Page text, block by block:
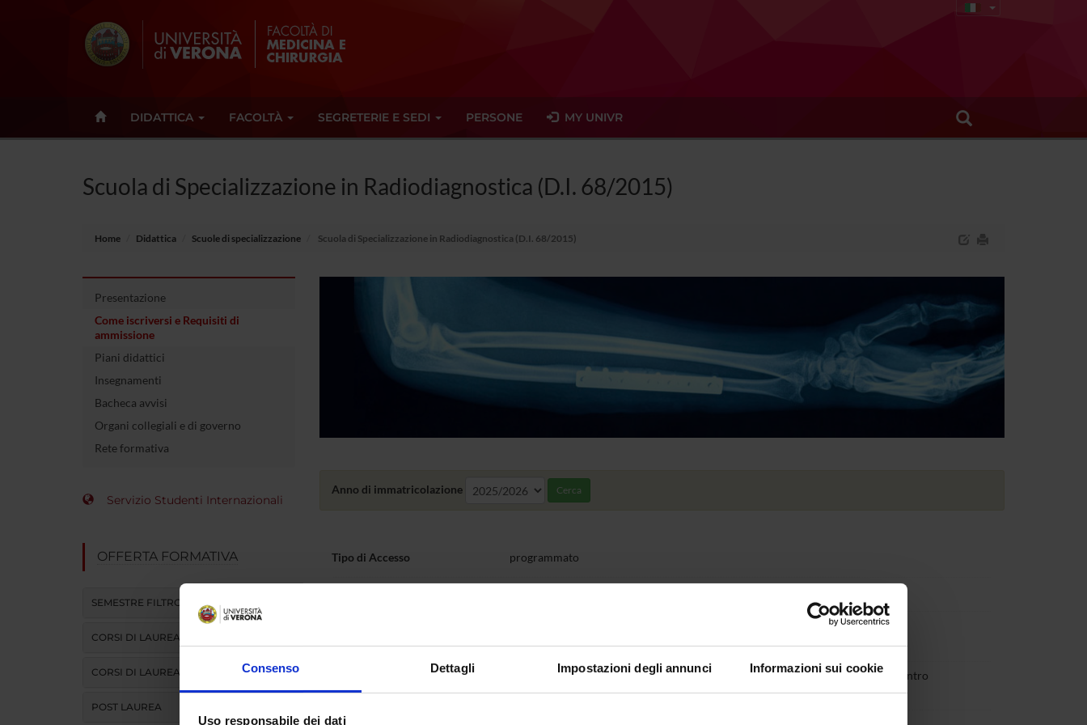
Consenso Dettagli Impostazioni degli annunci Informazioni sui cookie
Uso responsabile dei dati
DIDATTICA FACOLTÀ SEGRETERIE E SEDI PERSONE MY UNIVR
Scuola di Specializzazione in Radiodiagnostica (D.I. 68/2015)
Home Didattica Scuole di specializzazione Scuola di Specializzazione in Radiodiagnostica (D.I. 68/2015)
Presentazione
Come iscriversi e Requisiti di
ammissione
Piani didattici
Insegnamenti
Bacheca avvisi
Organi collegiali e di governo
Rete formativa
Servizio Studenti Internazionali
OFFERTA FORMATIVA
SEMESTRE FILTRO
CORSI DI LAUREA
CORSI DI LAUREA MAGISTRALE
POST LAUREA
Anno di immatricolazione Cerca
Tipo di Accesso programmato
€ 1.905,00: I rata € 355,00 entro la scadenza prevista dal MUR; II rata € 775,00 entro
31/03/2027; III rata € 775,00 entro 31/05/2027;